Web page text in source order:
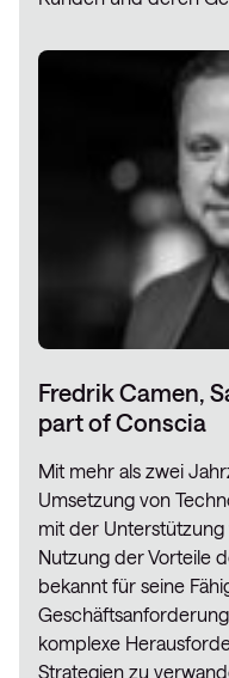
Fredrik Camen,
part of Conscia
Mit mehr als zwei
Umsetzung von
mit der
Nutzung der Vorteile
bekannt für seine
komplexe
Strategien zu